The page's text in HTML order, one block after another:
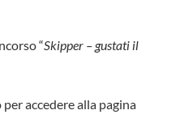
“Skipper – gustati il
accedere alla pagina